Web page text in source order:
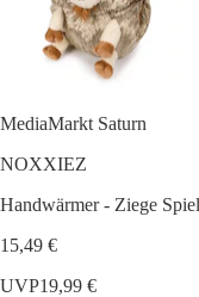
MediaMarkt Saturn
NOXXIEZ
Handwärmer - Ziege
15,49 €
UVP19,99 €